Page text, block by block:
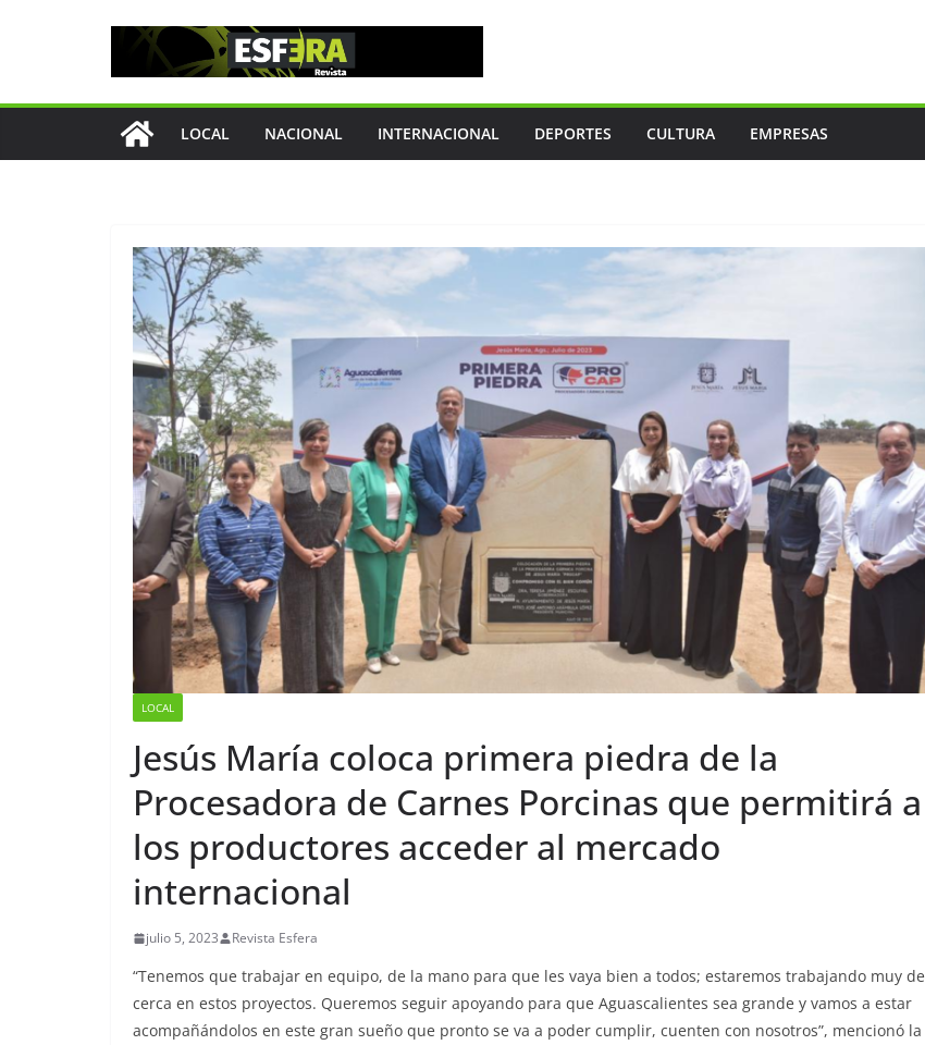
LOCAL NACIONAL INTERNACIONAL DEPORTES CULTURA EMPRESAS
LOCAL
Jesús María coloca primera piedra de la
Procesadora de Carnes Porcinas que permitirá a
los productores acceder al mercado
internacional
julio 5, 2023 Revista Esfera
“Tenemos que trabajar en equipo, de la mano para que les vaya bien a todos; estaremos trabajando muy de
cerca en estos proyectos. Queremos seguir apoyando para que Aguascalientes sea grande y vamos a estar
acompañándolos en este gran sueño que pronto se va a poder cumplir, cuenten con nosotros”, mencionó la